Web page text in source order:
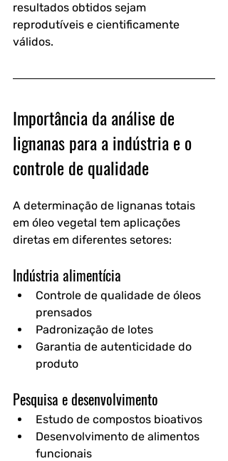
resultados obtidos sejam
reprodutíveis e cientificamente
válidos.
Importância da análise de
lignanas para a indústria e o
controle de qualidade
A determinação de lignanas totais
em óleo vegetal tem aplicações
diretas em diferentes setores:
Indústria alimentícia
Controle de qualidade de óleos
prensados
Padronização de lotes
Garantia de autenticidade do
produto
Pesquisa e desenvolvimento
Estudo de compostos bioativos
Desenvolvimento de alimentos
funcionais